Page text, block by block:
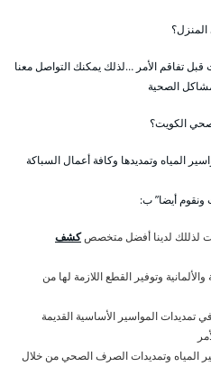
تفاقم الأمر …لذلك يمكنك التواصل معنا
الصحية
الكويت؟
المياه وتمديدها وكافة أعمال السباكة
ونقوم أيضا” ب:
لذللك لدينا أفضل متخصصكشف
وتوفير القطع اللازمة لها من
المواسير الأساسية القديمة
المياه وتمديدات الصرف الصحي من خلال